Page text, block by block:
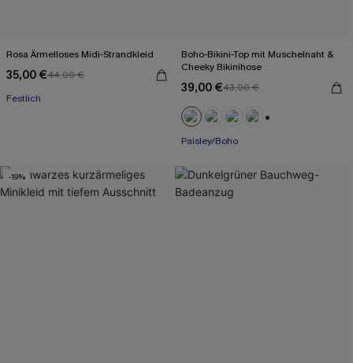
Rosa Ärmelloses Midi-Strandkleid
35,00 €44,00 €
Festlich
Boho-Bikini-Top mit Muschelnaht &
Cheeky Bikinihose
39,00 €43,00 €
Paisley/Boho
-19%